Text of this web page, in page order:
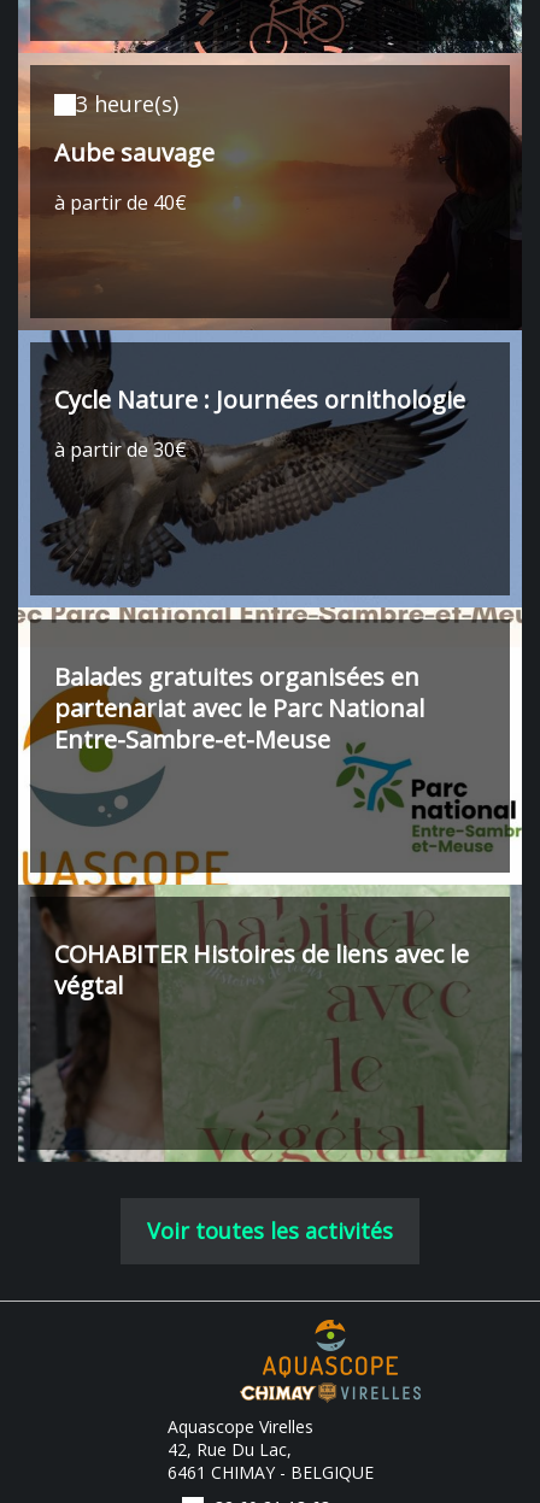
3 heure(s)
Aube sauvage
à partir de 40€
Cycle Nature : Journées ornithologie
à partir de 30€
Balades gratuites organisées en
partenariat avec le Parc National
Entre-Sambre-et-Meuse
COHABITER Histoires de liens avec le
végtal
Voir toutes les activités
Aquascope Virelles
42, Rue Du Lac,
6461 CHIMAY - BELGIQUE